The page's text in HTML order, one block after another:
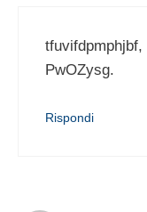
tfuvifdpmphjbf,
PwOZysg.
Rispondi